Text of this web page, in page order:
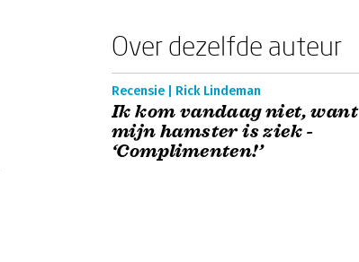
Over dezelfde auteur
Recensie | Rick Lindeman
Ik kom vandaag niet, want
mijn hamster is ziek -
‘Complimenten!’